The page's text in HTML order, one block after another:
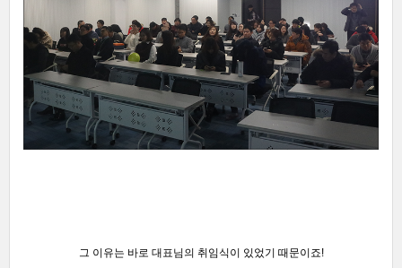
그 이유는 바로 대표님의 취임식이 있었기 때문이죠!